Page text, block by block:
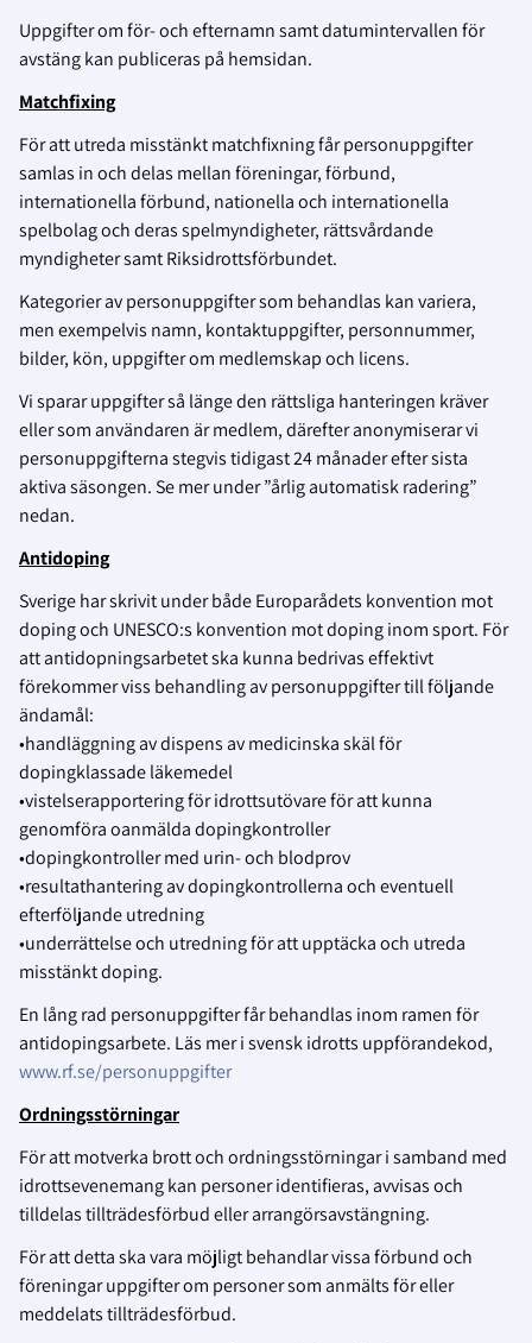
Uppgifter om för- och efternamn samt datumintervallen för
avstäng kan publiceras på hemsidan.
Matchfixing
För att utreda misstänkt matchfixning får personuppgifter
samlas in och delas mellan föreningar, förbund,
internationella förbund, nationella och internationella
spelbolag och deras spelmyndigheter, rättsvårdande
myndigheter samt Riksidrottsförbundet.
Kategorier av personuppgifter som behandlas kan variera,
men exempelvis namn, kontaktuppgifter, personnummer,
bilder, kön, uppgifter om medlemskap och licens.
Vi sparar uppgifter så länge den rättsliga hanteringen kräver
eller som användaren är medlem, därefter anonymiserar vi
personuppgifterna stegvis tidigast 24 månader efter sista
aktiva säsongen. Se mer under ”årlig automatisk radering”
nedan.
Antidoping
Sverige har skrivit under både Europarådets konvention mot
doping och UNESCO:s konvention mot doping inom sport. För
att antidopningsarbetet ska kunna bedrivas effektivt
förekommer viss behandling av personuppgifter till följande
ändamål:
•handläggning av dispens av medicinska skäl för
dopingklassade läkemedel
•vistelserapportering för idrottsutövare för att kunna
genomföra oanmälda dopingkontroller
•dopingkontroller med urin- och blodprov
•resultathantering av dopingkontrollerna och eventuell
efterföljande utredning
•underrättelse och utredning för att upptäcka och utreda
misstänkt doping.
En lång rad personuppgifter får behandlas inom ramen för
antidopingsarbete. Läs mer i svensk idrotts uppförandekod,
www.rf.se/personuppgifter
Ordningsstörningar
För att motverka brott och ordningsstörningar i samband med
idrottsevenemang kan personer identifieras, avvisas och
tilldelas tillträdesförbud eller arrangörsavstängning.
För att detta ska vara möjligt behandlar vissa förbund och
föreningar uppgifter om personer som anmälts för eller
meddelats tillträdesförbud.